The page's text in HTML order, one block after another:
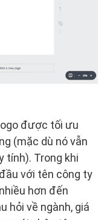
được tối ưu
(mặc dù nó vẫn
tính). Trong khi
với tên công ty
hơn đến
hỏi về ngành, giá